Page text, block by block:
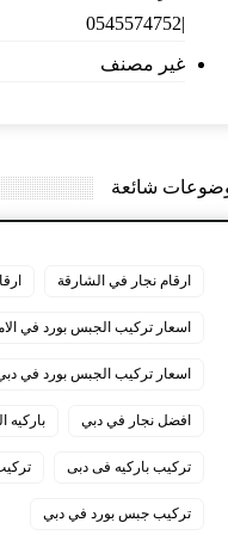
|0545574752
غير مصنف
شائعة
ارقام نجار في الشارقة
اسعار تركيب الجبس بورد في
اسعار تركيب الجبس بورد في
افضل نجار في دبي باركيه
تركيب باركيه فى دبى
تركيب جبس بورد في دبي